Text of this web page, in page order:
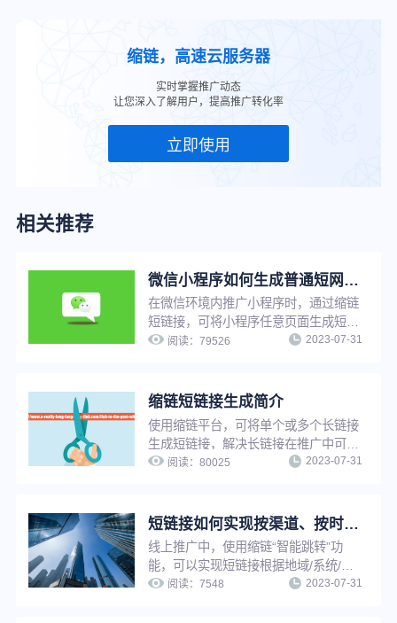
缩链，高速云服务器
实时掌握推广动态
让您深入了解用户，提高推广转化率
立即使用
相关推荐
微信小程序如何生成普通短网址？
在微信环境内推广小程序时，通过缩链
短链接，可将小程序任意页面生成短
链，用户点击短链接后可快速跳转至小
满足多种推广需求。
阅读：79526 2023-07-31
缩链短链接生成简介
使用缩链平台，可将单个或多个长链接
生成短链接，解决长链接在推广中可信
度低、影响点击率、增加推广成本等问
拥有自己的短链系统，提升工作效率。
阅读：80025 2023-07-31
短链接如何实现按渠道、按时间智能跳转？简单三步，搞定精准营销
线上推广中，使用缩链“智能跳转”功
能，可以实现短链接根据地域/系统/访
问环境/时间/比例等条件进行判断，打
阅读：7548 2023-07-31